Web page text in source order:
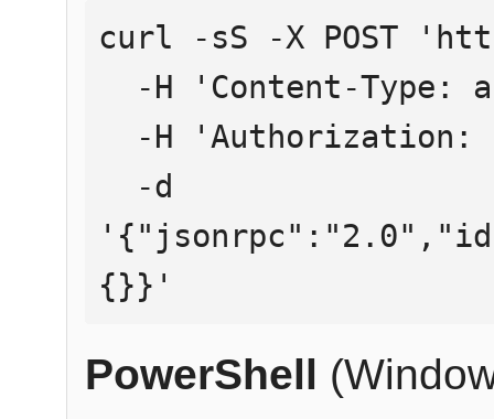
curl -sS -X POST
{}}'
PowerShell